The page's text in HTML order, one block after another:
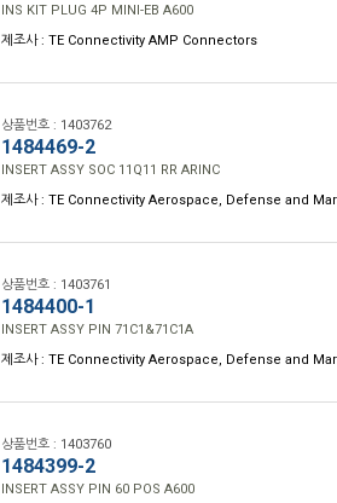
INS KIT PLUG 4P MINI-EB A600
제조사 : TE Connectivity AMP Connectors
상품번호 : 1403762
1484469-2
INSERT ASSY SOC 11Q11 RR ARINC
제조사 : TE Connectivity Aerospace, Defense and
상품번호 : 1403761
1484400-1
INSERT ASSY PIN 71C1&71C1A
제조사 : TE Connectivity Aerospace, Defense and
상품번호 : 1403760
1484399-2
INSERT ASSY PIN 60 POS A600